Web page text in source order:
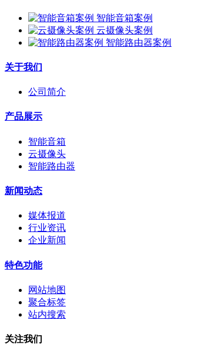
智能音箱案例
云摄像头案例
智能路由器案例
关于我们
公司简介
产品展示
智能音箱
云摄像头
智能路由器
新闻动态
媒体报道
行业资讯
企业新闻
特色功能
网站地图
聚合标签
站内搜索
关注我们